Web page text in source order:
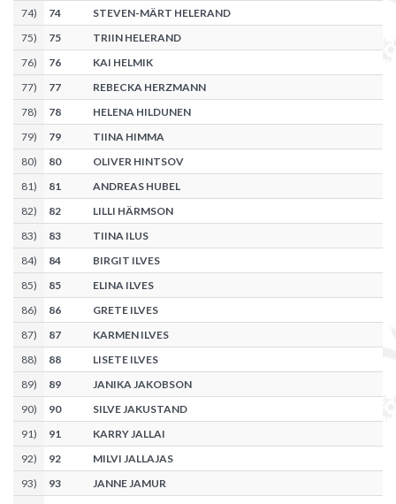
74) 74
STEVEN-MÄRT HELERAND
75) 75
TRIIN HELERAND
76) 76
KAI HELMIK
77) 77
REBECKA HERZMANN
78) 78
HELENA HILDUNEN
79) 79
TIINA HIMMA
80) 80
OLIVER HINTSOV
81) 81
ANDREAS HUBEL
82) 82
LILLI HÄRMSON
83) 83
TIINA ILUS
84) 84
BIRGIT ILVES
85) 85
ELINA ILVES
86) 86
GRETE ILVES
87) 87
KARMEN ILVES
88) 88
LISETE ILVES
89) 89
JANIKA JAKOBSON
90) 90
SILVE JAKUSTAND
91) 91
KARRY JALLAI
92) 92
MILVI JALLAJAS
93) 93
JANNE JAMUR